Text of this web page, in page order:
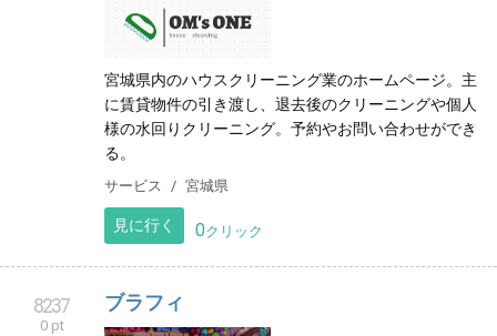
宮城県内のハウスクリーニング業のホームページ。主
に賃貸物件の引き渡し、退去後のクリーニングや個人
様の水回りクリーニング。予約やお問い合わせができ
る。
サービス 宮城県
見に行く 0クリック
8237
0 pt
ブラフィ